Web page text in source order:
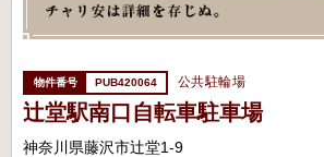
PUB420064 公共駐輪場
辻堂駅南口自転車駐車場
神奈川県藤沢市辻堂1-9